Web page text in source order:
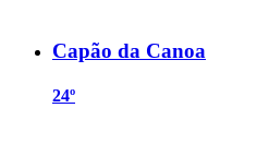
Capão da Canoa
24º